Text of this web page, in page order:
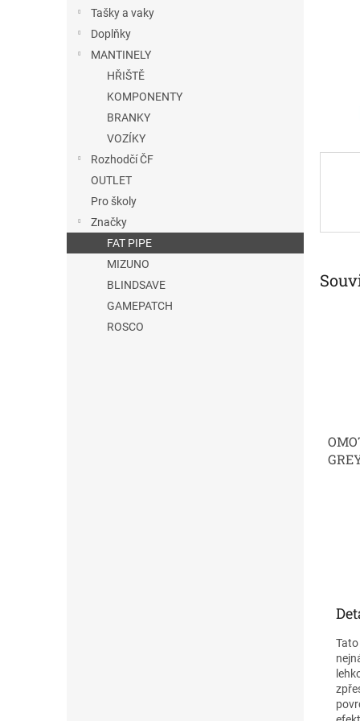
Tašky a vaky
Doplňky
MANTINELY
HŘIŠTĚ
KOMPONENTY
BRANKY
VOZÍKY
Rozhodčí ČF
OUTLET
Pro školy
Značky
FAT PIPE
MIZUNO
BLINDSAVE
GAMEPATCH
ROSCO